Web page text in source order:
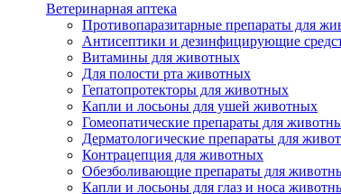
Ветеринарная аптека
Противопаразитарные препараты для
Антисептики и дезинфицирующие
Витамины для животных
Для полости рта животных
Гепатопротекторы для животных
Капли и лосьоны для ушей животных
Гомеопатические препараты для
Дерматологические препараты для
Контрацепция для животных
Обезболивающие препараты для
Капли и лосьоны для глаз и носа